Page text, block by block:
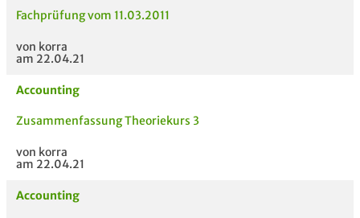
Fachprüfung vom 11.03.2011
von korra
am 22.04.21
Accounting
Zusammenfassung Theoriekurs 3
von korra
am 22.04.21
Accounting